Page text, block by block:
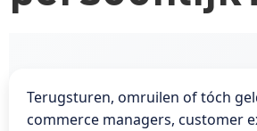
Terugsturen, omruilen of tóch
commerce managers, customer